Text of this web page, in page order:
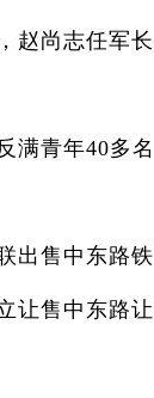
尚志任军长
青年40多名
售中东路铁
售中东路让